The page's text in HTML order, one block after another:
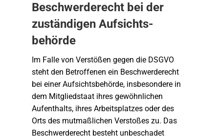
Beschwerde­recht bei der
zuständigen Aufsichts­
behörde
Im Falle von Verstößen gegen die DSGVO
steht den Betroffenen ein Beschwerderecht
bei einer Aufsichtsbehörde, insbesondere in
dem Mitgliedstaat ihres gewöhnlichen
Aufenthalts, ihres Arbeitsplatzes oder des
Orts des mutmaßlichen Verstoßes zu. Das
Beschwerderecht besteht unbeschadet